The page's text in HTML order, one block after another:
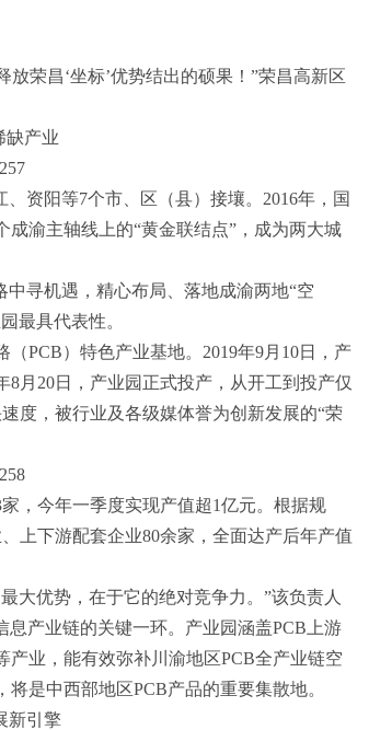
放荣昌‘坐标’优势结出的硕果！”荣昌高新区
缺产业
资阳等7个市、区（县）接壤。2016年，国
渝主轴线上的“黄金联结点”，成为两大城
寻机遇，精心布局、落地成渝两地“空
最具代表性。
PCB）特色产业基地。2019年9月10日，产
8月20日，产业园正式投产，从开工到投产仅
度，被行业及各级媒体誉为创新发展的“荣
，今年一季度实现产值超1亿元。根据规
上下游配套企业80余家，全面达产后年产值
大优势，在于它的绝对竞争力。”该负责人
产业链的关键一环。产业园涵盖PCB上游
业，能有效弥补川渝地区PCB全产业链空
是中西部地区PCB产品的重要集散地。
新引擎